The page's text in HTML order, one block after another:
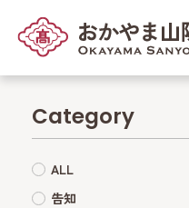
Category
ALL
告知